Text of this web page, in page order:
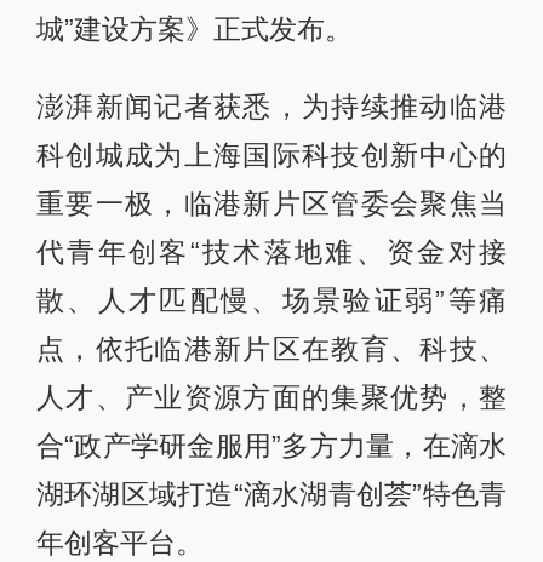
城”建设方案》正式发布。
澎湃新闻记者获悉，为持续推动临港
科创城成为上海国际科技创新中心的
重要一极，临港新片区管委会聚焦当
代青年创客“技术落地难、资金对接
散、人才匹配慢、场景验证弱”等痛
点，依托临港新片区在教育、科技、
人才、产业资源方面的集聚优势，整
合“政产学研金服用”多方力量，在滴水
湖环湖区域打造“滴水湖青创荟”特色青
年创客平台。